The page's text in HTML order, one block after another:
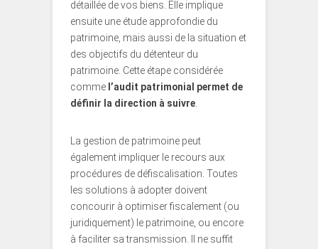
détaillée de vos biens. Elle implique
ensuite une étude approfondie du
patrimoine, mais aussi de la situation et
des objectifs du détenteur du
patrimoine. Cette étape considérée
comme l’audit patrimonial permet de
définir la direction à suivre.
La gestion de patrimoine peut
également impliquer le recours aux
procédures de défiscalisation. Toutes
les solutions à adopter doivent
concourir à optimiser fiscalement (ou
juridiquement) le patrimoine, ou encore
à faciliter sa transmission. Il ne suffit